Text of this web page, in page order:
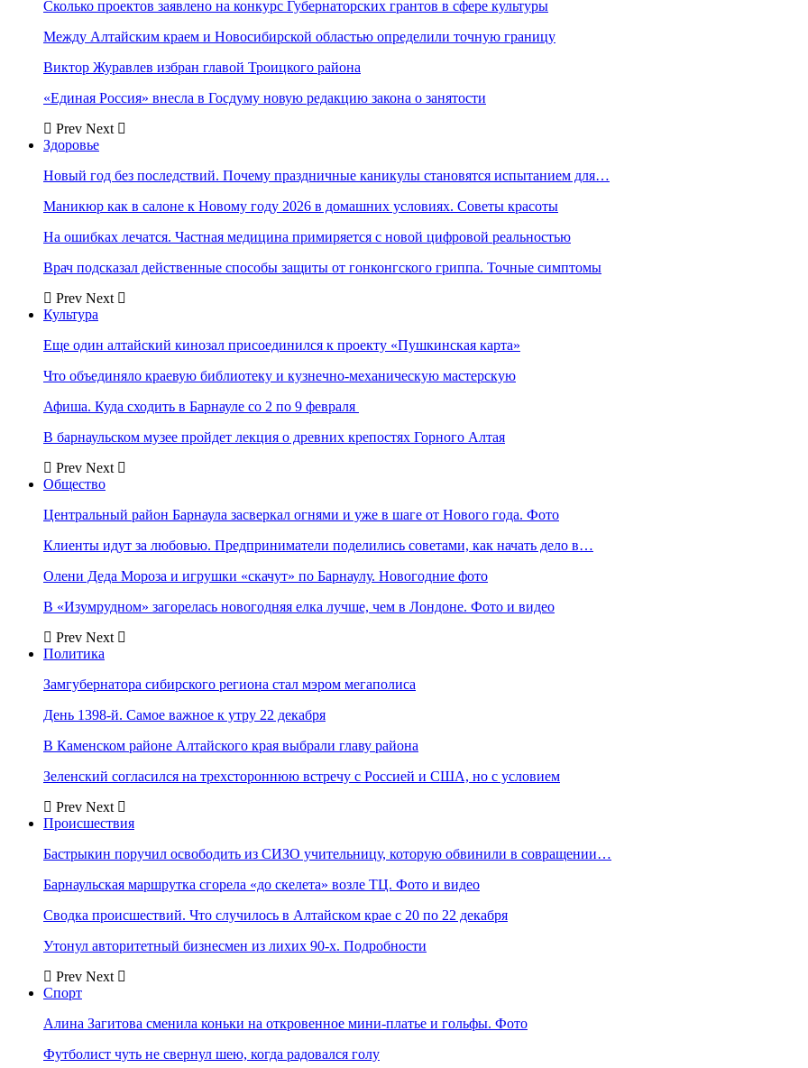
Сколько проектов заявлено на конкурс Губернаторских грантов в сфере культуры
Между Алтайским краем и Новосибирской областью определили точную границу
Виктор Журавлев избран главой Троицкого района
«Единая Россия» внесла в Госдуму новую редакцию закона о занятости
Prev Next
Здоровье
Новый год без последствий. Почему праздничные каникулы становятся испытанием для…
Маникюр как в салоне к Новому году 2026 в домашних условиях. Советы красоты
На ошибках лечатся. Частная медицина примиряется с новой цифровой реальностью
Врач подсказал действенные способы защиты от гонконгского гриппа. Точные симптомы
Prev Next
Культура
Еще один алтайский кинозал присоединился к проекту «Пушкинская карта»
Что объединяло краевую библиотеку и кузнечно-механическую мастерскую
Афиша. Куда сходить в Барнауле со 2 по 9 февраля
В барнаульском музее пройдет лекция о древних крепостях Горного Алтая
Prev Next
Общество
Центральный район Барнаула засверкал огнями и уже в шаге от Нового года. Фото
Клиенты идут за любовью. Предприниматели поделились советами, как начать дело в…
Олени Деда Мороза и игрушки «скачут» по Барнаулу. Новогодние фото
В «Изумрудном» загорелась новогодняя елка лучше, чем в Лондоне. Фото и видео
Prev Next
Политика
Замгубернатора сибирского региона стал мэром мегаполиса
День 1398-й. Самое важное к утру 22 декабря
В Каменском районе Алтайского края выбрали главу района
Зеленский согласился на трехстороннюю встречу с Россией и США, но с условием
Prev Next
Происшествия
Бастрыкин поручил освободить из СИЗО учительницу, которую обвинили в совращении…
Барнаульская маршрутка сгорела «до скелета» возле ТЦ. Фото и видео
Сводка происшествий. Что случилось в Алтайском крае с 20 по 22 декабря
Утонул авторитетный бизнесмен из лихих 90-х. Подробности
Prev Next
Спорт
Алина Загитова сменила коньки на откровенное мини-платье и гольфы. Фото
Футболист чуть не свернул шею, когда радовался голу